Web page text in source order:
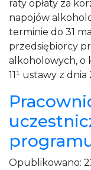
raty opłaty za
napojów
terminie do 31
przedsiębiorcy
alkoholowych, o
11¹ ustawy z dnia
Opublikowano: